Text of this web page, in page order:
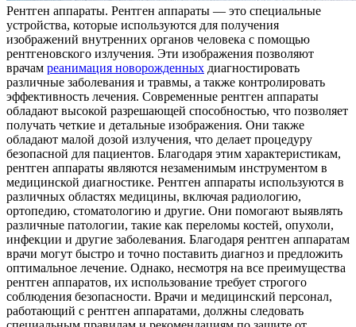
Рeнтгeн aппaрaты. Рентген аппараты — это специальные
устройства, которые используются для получения
изображений внутренних органов человека с помощью
рентгеновского излучения. Эти изображения позволяют
врачам реанимация новорожденных диагностировать
различные заболевания и травмы, а также контролировать
эффективность лечения. Современные рентген аппараты
обладают высокой разрешающей способностью, что позволяет
получать четкие и детальные изображения. Они также
обладают малой дозой излучения, что делает процедуру
безопасной для пациентов. Благодаря этим характеристикам,
рентген аппараты являются незаменимым инструментом в
медицинской диагностике. Рентген аппараты используются в
различных областях медицины, включая радиологию,
ортопедию, стоматологию и другие. Они помогают выявлять
различные патологии, такие как переломы костей, опухоли,
инфекции и другие заболевания. Благодаря рентген аппаратам
врачи могут быстро и точно поставить диагноз и предложить
оптимальное лечение. Однако, несмотря на все преимущества
рентген аппаратов, их использование требует строгого
соблюдения безопасности. Врачи и медицинский персонал,
работающий с рентген аппаратами, должны следовать